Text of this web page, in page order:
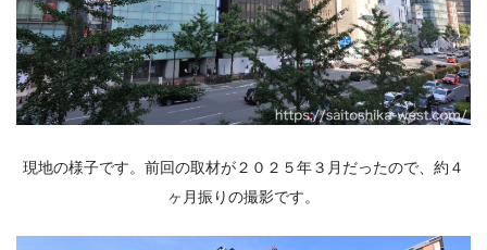
現地の様子です。前回の取材が２０２５年３月だったので、約４
ヶ月振りの撮影です。